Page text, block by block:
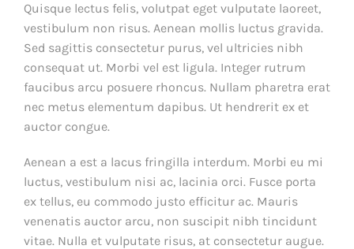
Quisque lectus felis, volutpat eget vulputate laoreet,
vestibulum non risus. Aenean mollis luctus gravida.
Sed sagittis consectetur purus, vel ultricies nibh
consequat ut. Morbi vel est ligula. Integer rutrum
faucibus arcu posuere rhoncus. Nullam pharetra erat
nec metus elementum dapibus. Ut hendrerit ex et
auctor congue.
Aenean a est a lacus fringilla interdum. Morbi eu mi
luctus, vestibulum nisi ac, lacinia orci. Fusce porta
ex tellus, eu commodo justo efficitur ac. Mauris
venenatis auctor arcu, non suscipit nibh tincidunt
vitae. Nulla et vulputate risus, at consectetur augue.